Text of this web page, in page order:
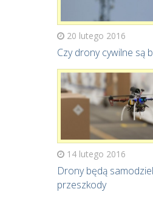
20 lutego 2016
Czy drony cywilne są
14 lutego 2016
Drony będą
przeszkody